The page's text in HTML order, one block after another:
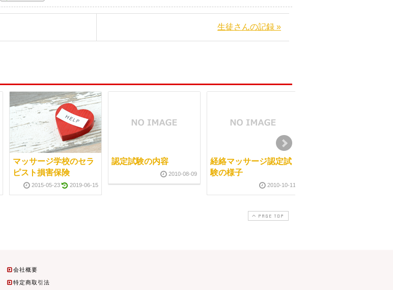
生徒さんの記録 »
マッサージ学校のセラ
ピスト損害保険
2015-05-23 2019-06-15
認定試験の内容
2010-08-09
経絡マッサージ認定試
験の様子
2010-10-11
PAGE TOP
会社概要
特定商取引法